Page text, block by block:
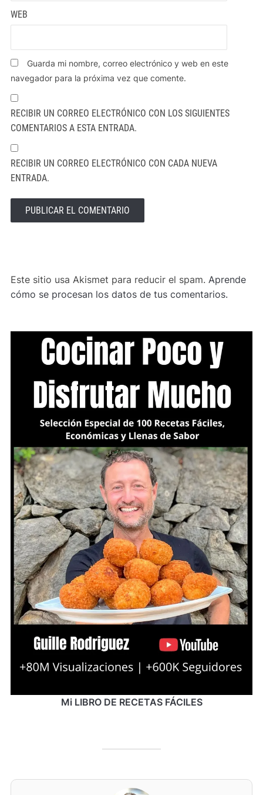
WEB
Guarda mi nombre, correo electrónico y web en este
navegador para la próxima vez que comente.
RECIBIR UN CORREO ELECTRÓNICO CON LOS SIGUIENTES
COMENTARIOS A ESTA ENTRADA.
RECIBIR UN CORREO ELECTRÓNICO CON CADA NUEVA
ENTRADA.
Este sitio usa Akismet para reducir el spam. Aprende
cómo se procesan los datos de tus comentarios.
Mi LIBRO DE RECETAS FÁCILES